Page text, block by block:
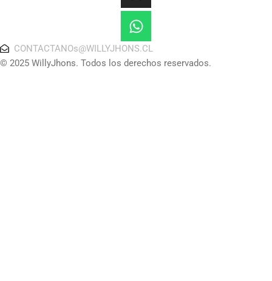
CONTACTANOs@WILLYJHONS.CL
© 2025 WillyJhons. Todos los derechos reservados.